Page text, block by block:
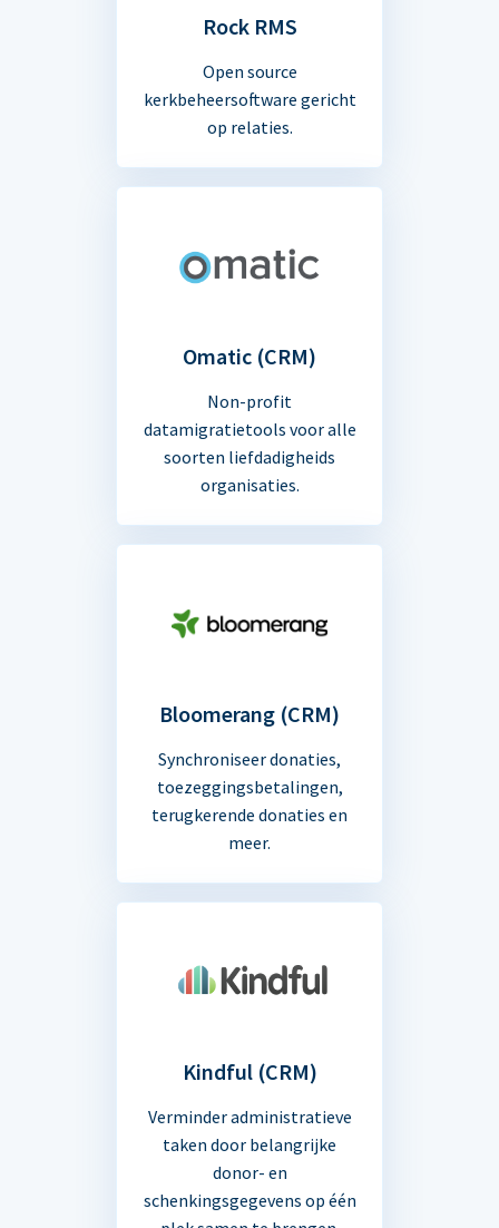
Rock RMS
Open source
kerkbeheersoftware gericht
op relaties.
Omatic (CRM)
Non-profit
datamigratietools voor alle
soorten liefdadigheids
organisaties.
Bloomerang (CRM)
Synchroniseer donaties,
toezeggingsbetalingen,
terugkerende donaties en
meer.
Kindful (CRM)
Verminder administratieve
taken door belangrijke
donor- en
schenkingsgegevens op één